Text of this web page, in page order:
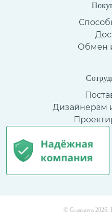
Обмен
Дизайнерам
© Grassawa 2026.